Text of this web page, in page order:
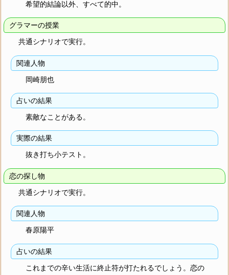
希望的結論以外、すべて的中。
グラマーの授業
共通シナリオで実行。
関連人物
岡崎朋也
占いの結果
素敵なことがある。
実際の結果
抜き打ち小テスト。
恋の探し物
共通シナリオで実行。
関連人物
春原陽平
占いの結果
これまでの辛い生活に終止符が打たれるでしょう。恋の